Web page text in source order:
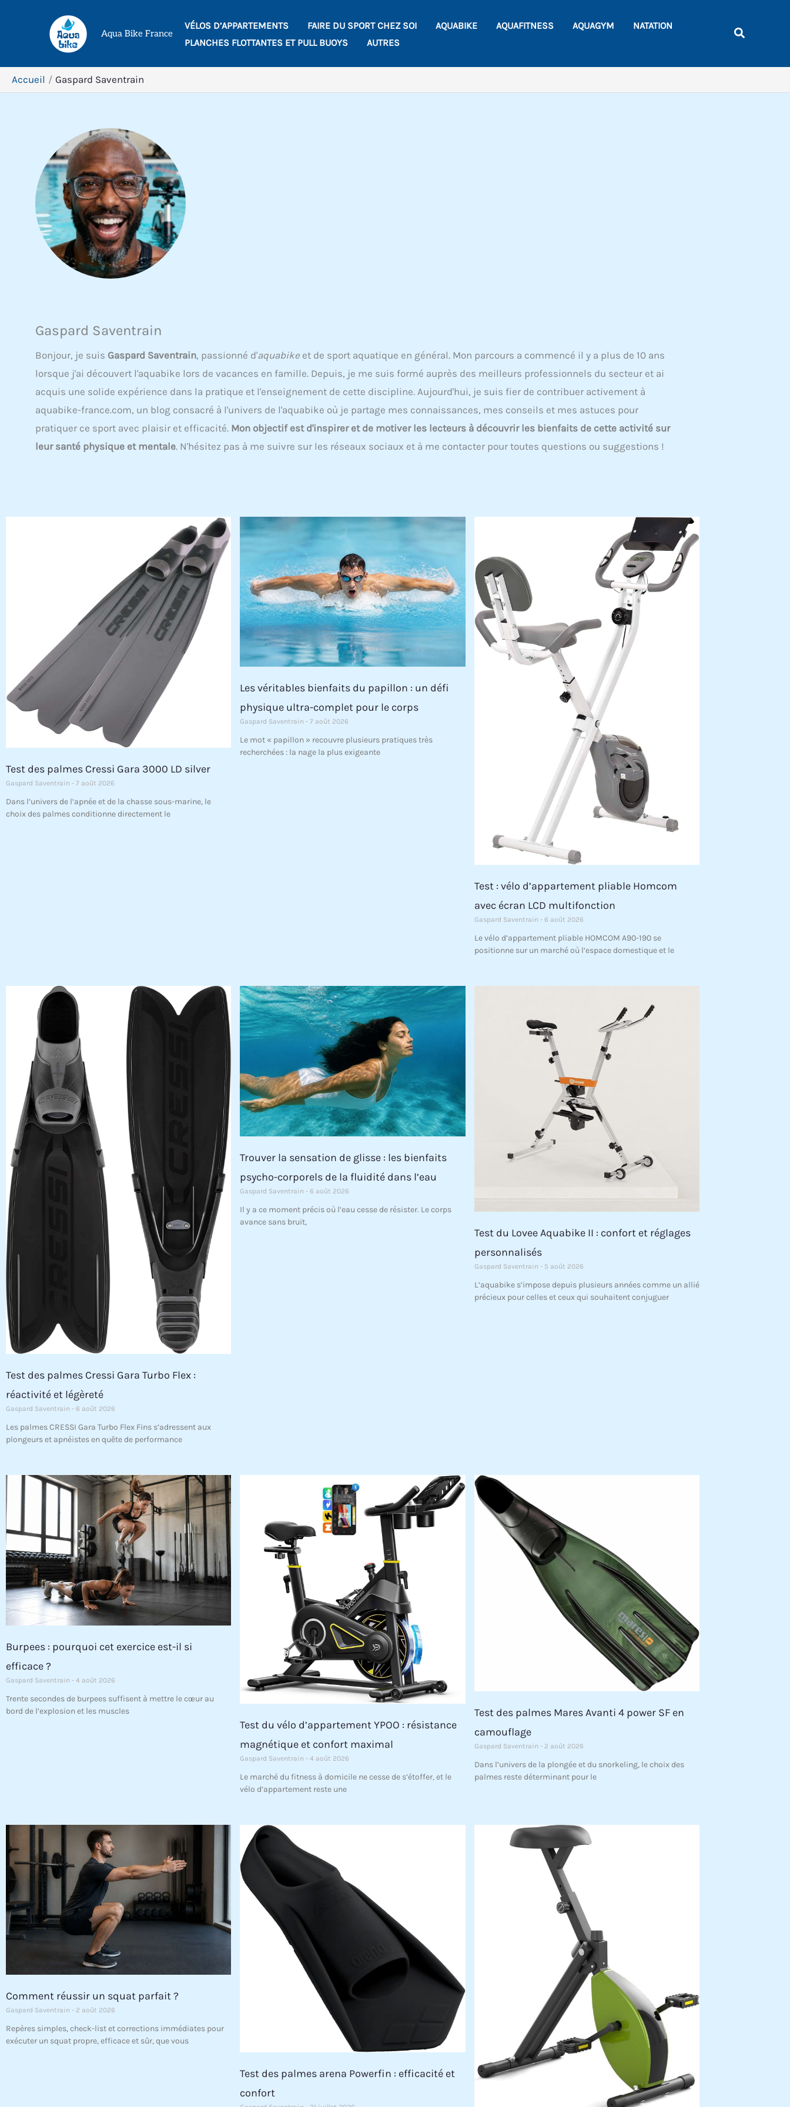
Aqua Bike France
VÉLOS D’APPARTEMENTS FAIRE DU SPORT CHEZ SOI AQUABIKE AQUAFITNESS AQUAGYM
NATATION
PLANCHES FLOTTANTES ET PULL BUOYS
AUTRES
Accueil Gaspard Saventrain
Gaspard Saventrain
Bonjour, je suis Gaspard Saventrain, passionné d'aquabike et de sport aquatique en général. Mon parcours a commencé il y a plus de 10 ans
lorsque j'ai découvert l'aquabike lors de vacances en famille. Depuis, je me suis formé auprès des meilleurs professionnels du secteur et ai
acquis une solide expérience dans la pratique et l'enseignement de cette discipline. Aujourd'hui, je suis fier de contribuer activement à
aquabike-france.com, un blog consacré à l'univers de l'aquabike où je partage mes connaissances, mes conseils et mes astuces pour
pratiquer ce sport avec plaisir et efficacité. Mon objectif est d'inspirer et de motiver les lecteurs à découvrir les bienfaits de cette activité sur
leur santé physique et mentale. N'hésitez pas à me suivre sur les réseaux sociaux et à me contacter pour toutes questions ou suggestions !
Test des palmes Cressi Gara 3000 LD silver
Gaspard Saventrain 7 août 2026
Dans l’univers de l’apnée et de la chasse sous-marine, le
choix des palmes conditionne directement le
Les véritables bienfaits du papillon : un défi
physique ultra-complet pour le corps
Gaspard Saventrain 7 août 2026
Le mot « papillon » recouvre plusieurs pratiques très
recherchées : la nage la plus exigeante
Test : vélo d’appartement pliable Homcom
avec écran LCD multifonction
Gaspard Saventrain 6 août 2026
Le vélo d’appartement pliable HOMCOM A90-190 se
positionne sur un marché où l’espace domestique et le
Test des palmes Cressi Gara Turbo Flex :
réactivité et légèreté
Gaspard Saventrain 6 août 2026
Les palmes CRESSI Gara Turbo Flex Fins s’adressent aux
plongeurs et apnéistes en quête de performance
Trouver la sensation de glisse : les bienfaits
psycho-corporels de la fluidité dans l’eau
Gaspard Saventrain 6 août 2026
Il y a ce moment précis où l’eau cesse de résister. Le corps
avance sans bruit,
Test du Lovee Aquabike II : confort et réglages
personnalisés
Gaspard Saventrain 5 août 2026
L’aquabike s’impose depuis plusieurs années comme un allié
précieux pour celles et ceux qui souhaitent conjuguer
Burpees : pourquoi cet exercice est-il si
efficace ?
Gaspard Saventrain 4 août 2026
Trente secondes de burpees suffisent à mettre le cœur au
bord de l’explosion et les muscles
Test du vélo d’appartement YPOO : résistance
magnétique et confort maximal
Gaspard Saventrain 4 août 2026
Le marché du fitness à domicile ne cesse de s’étoffer, et le
vélo d’appartement reste une
Test des palmes Mares Avanti 4 power SF en
camouflage
Gaspard Saventrain 2 août 2026
Dans l’univers de la plongée et du snorkeling, le choix des
palmes reste déterminant pour le
Comment réussir un squat parfait ?
Gaspard Saventrain 2 août 2026
Repères simples, check-list et corrections immédiates pour
exécuter un squat propre, efficace et sûr, que vous
Test des palmes arena Powerfin : efficacité et
confort